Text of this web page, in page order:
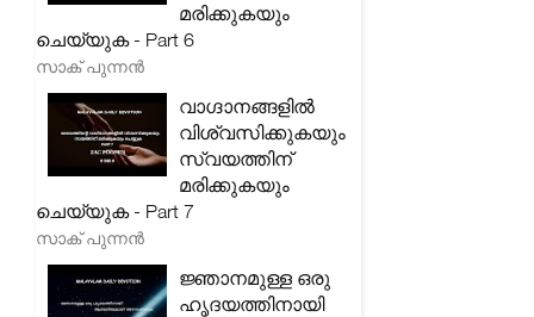
മരിക്കുകയും
ചെയ്യുക - Part 6
സാക് പുന്നൻ
വാഗ്ദാനങ്ങളിൽ
വിശ്വസിക്കുകയും
സ്വയത്തിന്
മരിക്കുകയും
ചെയ്യുക - Part 7
സാക് പുന്നൻ
ജ്ഞാനമുള്ള ഒരു
ഹൃദയത്തിനായി